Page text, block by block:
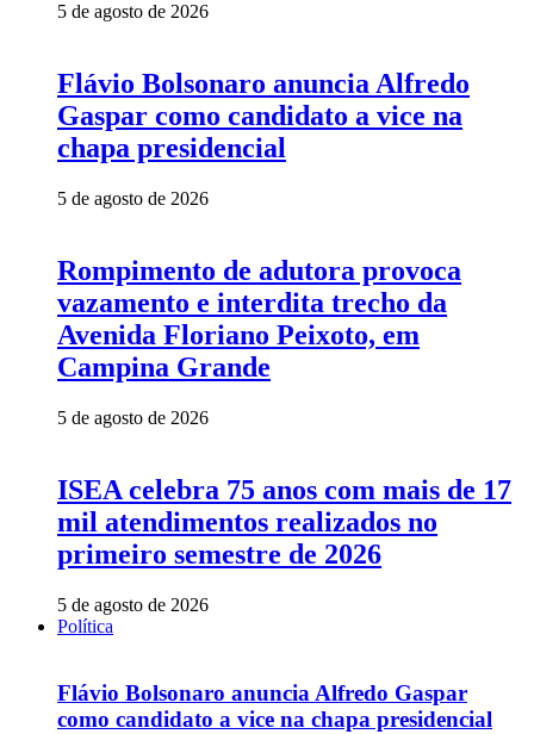
5 de agosto de 2026
Flávio Bolsonaro anuncia Alfredo
Gaspar como candidato a vice na
chapa presidencial
5 de agosto de 2026
Rompimento de adutora provoca
vazamento e interdita trecho da
Avenida Floriano Peixoto, em
Campina Grande
5 de agosto de 2026
ISEA celebra 75 anos com mais de 17
mil atendimentos realizados no
primeiro semestre de 2026
5 de agosto de 2026
Política
Flávio Bolsonaro anuncia Alfredo Gaspar
como candidato a vice na chapa presidencial